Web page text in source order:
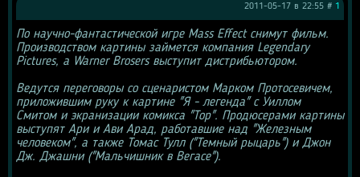
2011-05-17 в 22:55 # 1
По научно-фантастической игре Mass Effect снимут фильм.
Производством картины займется компания Legendary
Pictures, а Warner Brosers выступит дистрибьютором.
Ведутся переговоры со сценаристом Марком Протосевичем,
приложившим руку к картине "Я - легенда" с Уиллом
Смитом и экранизации комикса "Тор". Продюсерами картины
выступят Ари и Ави Арад, работавшие над "Железным
человеком", а также Томас Тулл ("Темный рыцарь") и Джон
Дж. Джашни ("Мальчишник в Вегасе").